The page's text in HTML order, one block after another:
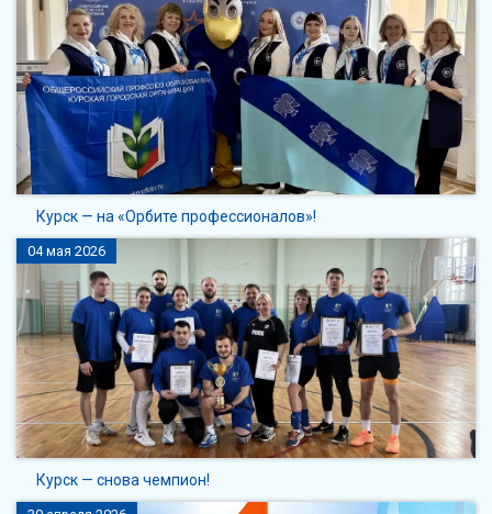
Курск — на «Орбите профессионалов»!
04 мая 2026
Курск — снова чемпион!